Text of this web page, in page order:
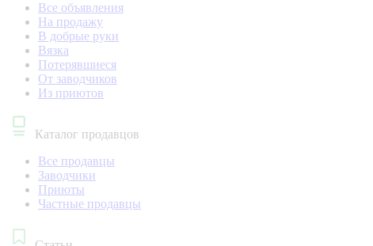
Все объявления
На продажу
В добрые руки
Вязка
Потерявшиеся
От заводчиков
Из приютов
Каталог продавцов
Все продавцы
Заводчики
Приюты
Частные продавцы